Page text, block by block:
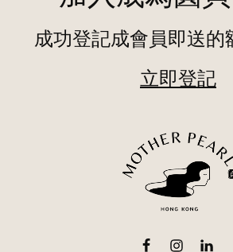
成功登記成會員即送的
立即登記